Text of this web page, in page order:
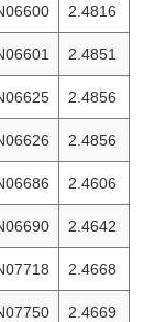
2.4816
N06600
2.4851
N06601
2.4856
N06625
2.4856
N06626
2.4606
N06686
2.4642
N06690
2.4668
N07718
2.4669
N07750